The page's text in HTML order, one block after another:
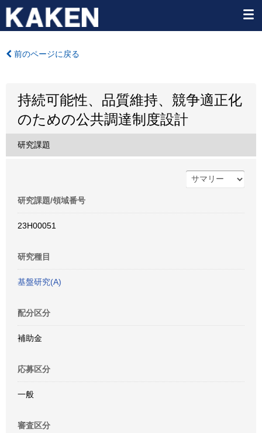
前のページに戻る
持続可能性、品質維持、競争適正化
のための公共調達制度設計
研究課題
研究課題/領域番号
23H00051
研究種目
基盤研究(A)
配分区分
補助金
応募区分
一般
審査区分